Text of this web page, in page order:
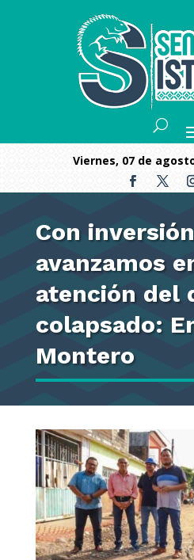
viernes, 07 de
Con
avanzamos
atención del
colapsado:
Montero